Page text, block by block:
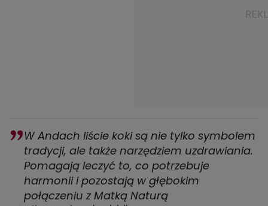
W Andach liście koki są nie tylko symbolem
tradycji, ale także narzędziem uzdrawiania.
Pomagają leczyć to, co potrzebuje
harmonii i pozostają w głębokim
połączeniu z Matką Naturą